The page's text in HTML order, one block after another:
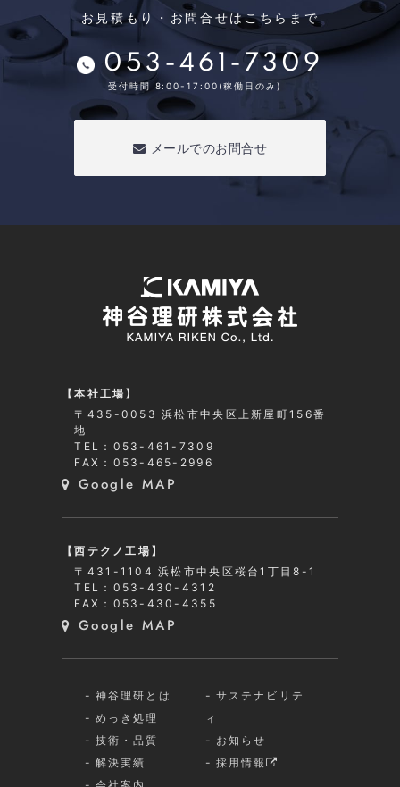
お見積もり・お問合せはこちらまで
053-461-7309
受付時間 8:00-17:00(稼働日のみ)
メールでのお問合せ
【本社工場】
〒435-0053 浜松市中央区上新屋町156番
地
TEL：053-461-7309
FAX：053-465-2996
Google MAP
【西テクノ工場】
〒431-1104 浜松市中央区桜台1丁目8-1
TEL：053-430-4312
FAX：053-430-4355
Google MAP
神谷理研とは
めっき処理
技術・品質
解決実績
サステナビリテ
ィ
お知らせ
採用情報